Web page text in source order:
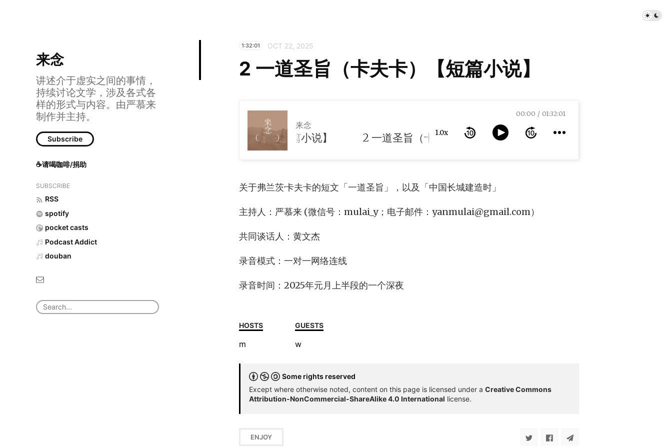
来念
讲述介于虚实之间的事情，
持续讨论文学，涉及各式各
样的形式与内容。由严慕来
制作并主持。
Subscribe
☕请喝咖啡/捐助
SUBSCRIBE
RSS
spotify
pocket casts
Podcast Addict
douban
1:32:01 OCT 22, 2025
2 一道圣旨（卡夫卡）【短篇小说】
来念
2 一道圣旨（卡夫卡）【短篇小说】 1.0x
00:00 01:32:01
关于弗兰茨·卡夫卡的短文「一道圣旨」，以及「中国长城建造时」
主持人：严慕来 (微信号：mulai_y；电子邮件： yanmulai@gmail.com）
共同谈话人：黄文杰
录音模式：一对一网络连线
录音时间：2025年元月上半段的一个深夜
HOSTS
m
GUESTS
w
Some rights reserved
Except where otherwise noted, content on this page is licensed under a Creative Commons
Attribution-NonCommercial-ShareAlike 4.0 International license.
ENJOY